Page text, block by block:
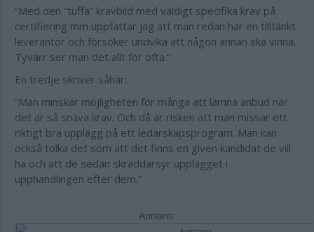
”Med den ”tuffa” kravbild med väldigt specifika krav på
certifiering mm uppfattar jag att man redan har en tilltänkt
leverantör och försöker undvika att någon annan ska vinna.
Tyvärr ser man det allt för ofta.”
En tredje skriver såhär:
”Man minskar möjligheten för många att lämna anbud när
det är så snäva krav. Och då är risken att man missar ett
riktigt bra upplägg på ett ledarskapsprogram. Man kan
också tolka det som att det finns en given kandidat de vill
ha och att de sedan skräddarsyr upplägget i
upphandlingen efter dem.”
Annons: